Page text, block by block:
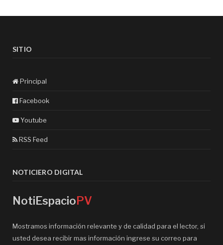
SITIO
Principal
Facebook
Youtube
RSS Feed
NOTICIERO DIGITAL
NotiEspacioPV
Mostramos información relevante y de calidad para el lector, si
usted desea recibir mas información ingrese su correo para